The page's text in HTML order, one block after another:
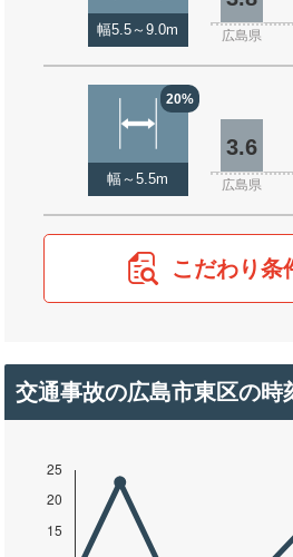
幅5.5～9.0m 広島県
20%
幅～5.5m
3.6
広島県
こだわり条
交通事故の広島市東区の時